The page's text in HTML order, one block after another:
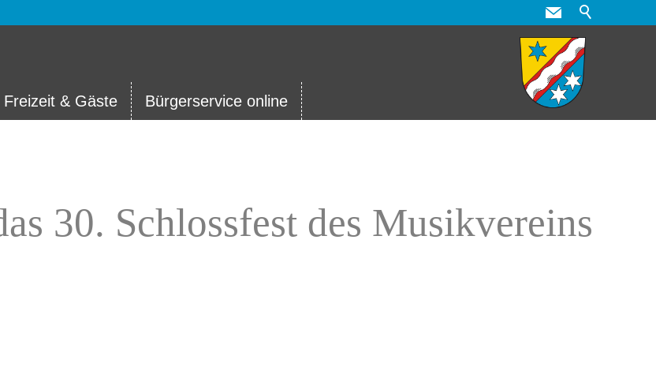
Freizeit & Gäste Bürgerservice online
30. Schlossfest des Musikvereins